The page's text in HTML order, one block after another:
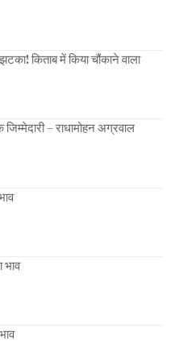
किताब में किया चौंकाने वाला
– राधामोहन अग्रवाल